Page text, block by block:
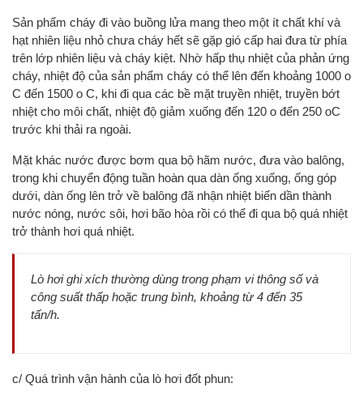
Sản phẩm cháy đi vào buồng lửa mang theo một ít chất khí và
hạt nhiên liệu nhỏ chưa cháy hết sẽ gặp gió cấp hai đưa từ phía
trên lớp nhiên liệu và cháy kiệt. Nhờ hấp thụ nhiệt của phản ứng
cháy, nhiệt độ của sản phẩm cháy có thể lên đến khoảng 1000 o
C đến 1500 o C, khi đi qua các bề mặt truyền nhiệt, truyền bớt
nhiệt cho môi chất, nhiệt độ giảm xuống đến 120 o đến 250 oC
trước khi thải ra ngoài.
Mặt khác nước được bơm qua bộ hãm nước, đưa vào balông,
trong khi chuyển động tuần hoàn qua dàn ống xuống, ống góp
dưới, dàn ống lên trở về balông đã nhận nhiệt biến dần thành
nước nóng, nước sôi, hơi bão hòa rồi có thể đi qua bộ quá nhiệt
trở thành hơi quá nhiệt.
Lò hơi ghi xích thường dùng trong phạm vi thông số và
công suất thấp hoặc trung bình, khoảng từ 4 đến 35
tấn/h.
c/ Quá trình vận hành của lò hơi đốt phun: